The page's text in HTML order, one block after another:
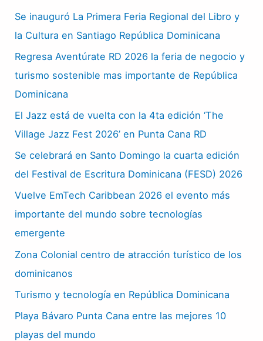
Se inauguró La Primera Feria Regional del Libro y
la Cultura en Santiago República Dominicana
Regresa Aventúrate RD 2026 la feria de negocio y
turismo sostenible mas importante de República
Dominicana
El Jazz está de vuelta con la 4ta edición ‘The
Village Jazz Fest 2026’ en Punta Cana RD
Se celebrará en Santo Domingo la cuarta edición
del Festival de Escritura Dominicana (FESD) 2026
Vuelve EmTech Caribbean 2026 el evento más
importante del mundo sobre tecnologías
emergente
Zona Colonial centro de atracción turístico de los
dominicanos
Turismo y tecnología en República Dominicana
Playa Bávaro Punta Cana entre las mejores 10
playas del mundo